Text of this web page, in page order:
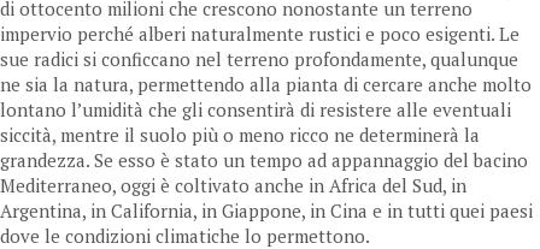
di ottocento milioni che crescono nonostante un terreno
impervio perché alberi naturalmente rustici e poco esigenti. Le
sue radici si conficcano nel terreno profondamente, qualunque
ne sia la natura, permettendo alla pianta di cercare anche molto
lontano l’umidità che gli consentirà di resistere alle eventuali
siccità, mentre il suolo più o meno ricco ne determinerà la
grandezza. Se esso è stato un tempo ad appannaggio del bacino
Mediterraneo, oggi è coltivato anche in Africa del Sud, in
Argentina, in California, in Giappone, in Cina e in tutti quei paesi
dove le condizioni climatiche lo permettono.